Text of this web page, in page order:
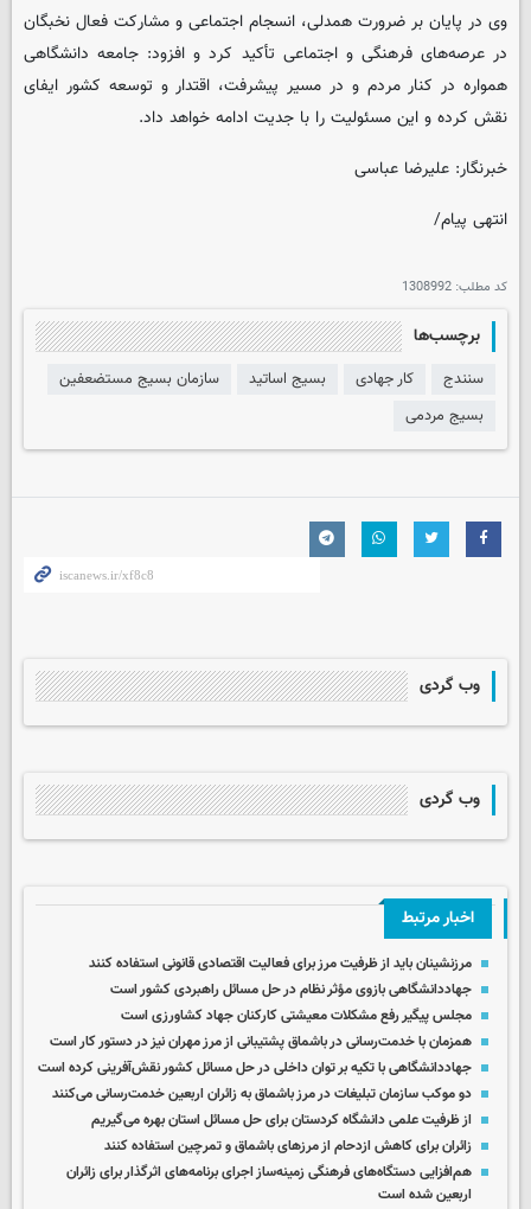
وی در پایان بر ضرورت همدلی، انسجام اجتماعی و مشارکت فعال نخبگان
در عرصه‌های فرهنگی و اجتماعی تأکید کرد و افزود: جامعه دانشگاهی
همواره در کنار مردم و در مسیر پیشرفت، اقتدار و توسعه کشور ایفای
نقش کرده و این مسئولیت را با جدیت ادامه خواهد داد.
خبرنگار: علیرضا عباسی
انتهی پیام/
کد مطلب: 1308992
برچسب‌ها
سنندج کار جهادی بسیج اساتید
سازمان بسیج مستضعفین
بسیج مردمی
وب گردی
وب گردی
اخبار مرتبط
مرزنشینان باید از ظرفیت مرز برای فعالیت اقتصادی قانونی استفاده کنند
جهاددانشگاهی بازوی مؤثر نظام در حل مسائل راهبردی کشور است
مجلس پیگیر رفع مشکلات معیشتی کارکنان جهاد کشاورزی است
همزمان با خدمت‌رسانی در باشماق پشتیبانی از مرز مهران ‌نیز در دستور کار است
جهاددانشگاهی با تکیه بر توان داخلی در حل مسائل کشور نقش‌آفرینی کرده است
دو موکب سازمان تبلیغات در مرز باشماق به زائران اربعین خدمت‌رسانی می‌کنند
از ظرفیت علمی دانشگاه کردستان برای حل مسائل استان بهره می‌گیریم
زائران برای کاهش ازدحام از مرزهای باشماق و تمرچین استفاده کنند
هم‌افزایی دستگاه‌های فرهنگی زمینه‌ساز اجرای برنامه‌های اثرگذار برای زائران
اربعین شده است